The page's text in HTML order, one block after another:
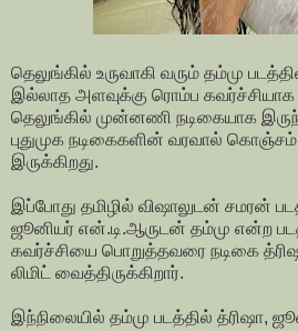
தெலுங்கில் உருவாகி வரும் தம்மு
இல்லாத அளவுக்கு ரொம்ப கவர்ச்சியாக
தெலுங்கில் முன்னணி நடிகையாக
புதுமுக நடிகைகளின் வரவால் கொஞ்சம்
இருக்கிறது.
இப்போது தமிழில் விஷாலுடன் சமரன்
ஜூனியர் என்.டி.ஆருடன் தம்மு என்ற
கவர்ச்சியை பொறுத்தவரை நடிகை
லிமிட் வைத்திருக்கிறார்.
இந்நிலையில் தம்மு படத்தில் த்ரிஷா,